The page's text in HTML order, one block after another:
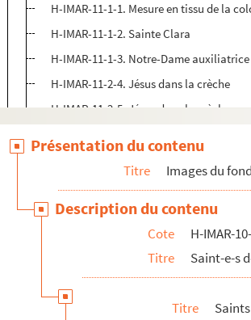
H-IMAR-11-1-1. Mesure en tissu de la
H-IMAR-11-1-2. Sainte Clara
H-IMAR-11-1-3. Notre-Dame auxiliatrice
H-IMAR-11-2-4. Jésus dans la crèche
H-IMAR-11-2-5. Jésus dans la crèche
H-IMAR-11-3-9. Marie souffrant, la
H-IMAR-11-4-10. Attestation de
H-IMAR-11-5-11 à H-IMAR-11-7-20.
H-IMAR-11-8-21 à H-IMAR-11-165-480.
H-IMAR-12-1-1 à H-IMAR-12-237-658.
Présentation du contenu
Titre Images du
Description du contenu
Cote
H-IMAR-
Titre
Saint-e-s
Titre